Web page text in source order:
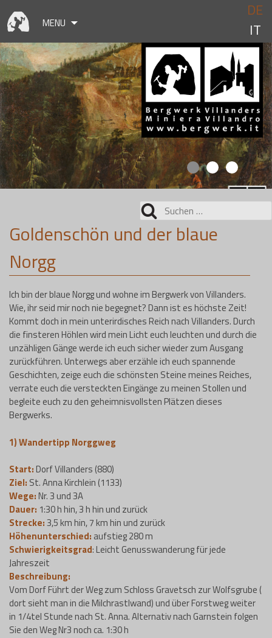
to
content
MENU
DE
IT
Suchen
nach:
Goldenschön und der blaue
Norgg
Ich bin der blaue Norgg und wohne im Bergwerk von Villanders.
Wie, ihr seid mir noch nie begegnet? Dann ist es höchste Zeit!
Kommt doch in mein unterirdisches Reich nach Villanders. Durch
die finsteren Höhlen wird mein Licht euch leuchten und durch die
unzähligen Gänge werde ich euch sicher wieder zum Ausgang
zurückführen. Unterwegs aber erzähle ich euch spannende
Geschichten, zeige euch die schönsten Steine meines Reiches,
verrate euch die versteckten Eingänge zu meinen Stollen und
begleite euch zu den geheimnisvollsten Plätzen dieses
Bergwerks.
1) Wandertipp Norggweg
Start:Dorf Villanders (880)
Ziel: St. Anna Kirchlein (1133)
Wege:Nr. 3 und 3A
Dauer: 1:30 h hin, 3 h hin und zurück
Strecke:3,5 km hin, 7 km hin und zurück
Höhenunterschied: aufstieg 280 m
Schwierigkeitsgrad: Leicht Genusswanderung für jede
Jahreszeit
Beschreibung:
Vom Dorf Führt der Weg zum Schloss Gravetsch zur Wolfsgrube (
dort sieht man in die Milchrastlwand) und über Forstweg weiter
in 1/4tel Stunde nach St. Anna. Alternativ nach Garnstein folgen
Sie den Weg Nr3 noch ca. 1:30 h